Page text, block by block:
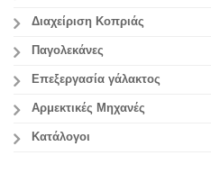
Διαχείριση Κοπριάς
Παγολεκάνες
Επεξεργασία γάλακτος
Aρμεκτικές Μηχανές
Κατάλογοι